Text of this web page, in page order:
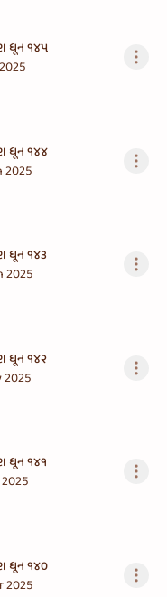
ધૂન ૧૪૫
ધૂન ૧૪૪
2025
ધૂન ૧૪૩
2025
ધૂન ૧૪૨
2025
ધૂન ૧૪૧
ધૂન ૧૪૦
2025